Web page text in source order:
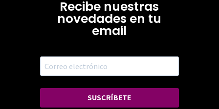
Recibe nuestras
novedades en tu
email
SUSCRÍBETE